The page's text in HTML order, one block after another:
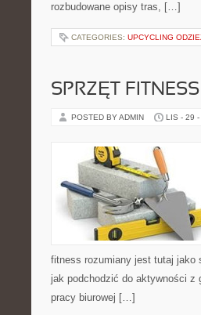
rozbudowane opisy tras, […]
CATEGORIES: UPCYCLING
SPRZĘT
POSTED BY ADMIN LIS - 29 -
fitness rozumiany jest tutaj jako
jak podchodzić do aktywności z
pracy biurowej […]